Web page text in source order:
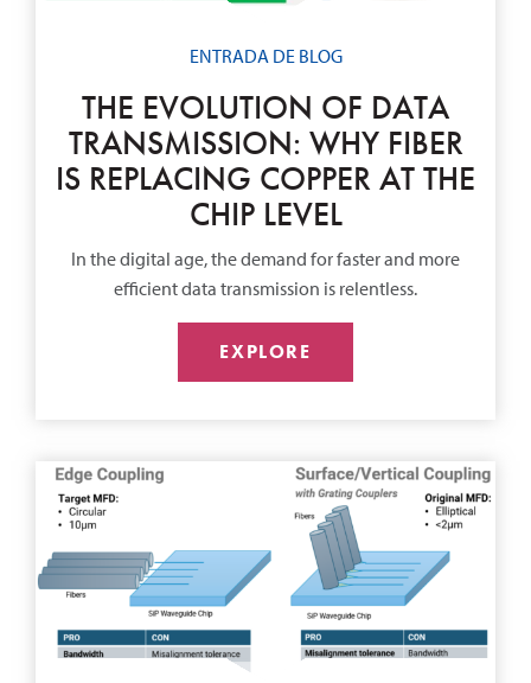
ENTRADA DE BLOG
THE EVOLUTION OF DATA
TRANSMISSION: WHY FIBER
IS REPLACING COPPER AT THE
CHIP LEVEL
In the digital age, the demand for faster and more
efficient data transmission is relentless.
EXPLORE